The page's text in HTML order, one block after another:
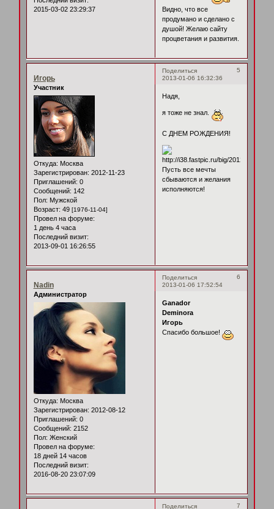
2015-03-02 23:29:37
Видно, что все
продумано и сделано с
душой! Желаю сайту
процветания и развития.
Поделиться
5
2013-01-06 16:32:36
Игорь
Участник
Откуда: Москва
Зарегистрирован: 2012-11-23
Приглашений: 0
Сообщений: 142
Пол: Мужской
Возраст: 49 [1976-11-04]
Провел на форуме:
1 день 4 часа
Последний визит:
2013-09-01 16:26:55
Надя,
я тоже не знал.
С ДНЕМ РОЖДЕНИЯ!
Пусть все мечты
сбываются и желания
исполняются!
Поделиться
6
2013-01-06 17:52:54
Nadin
Администратор
Откуда: Москва
Зарегистрирован: 2012-08-12
Приглашений: 0
Сообщений: 2152
Пол: Женский
Провел на форуме:
18 дней 14 часов
Последний визит:
2016-08-20 23:07:09
Ganador
Deminora
Игорь
Спасибо большое!
Поделиться
7